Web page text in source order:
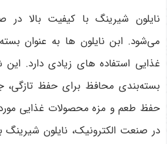
نایلون شیرینگ با کیفیت بالا در
می‌شود. ابن نایلون ها به عنوان
غذایی استفاده های زیادی دارد.
بسته‌بندی محافظ برای حفظ تازگی،
حفظ طعم و مزه محصولات غذایی مورد
در صنعت الکترونیک، نایلون شیرینگ